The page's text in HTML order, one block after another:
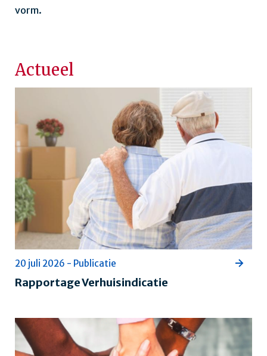
vorm.
Actueel
Rapportage Verhuisindicatie
20 juli 2026 - Publicatie